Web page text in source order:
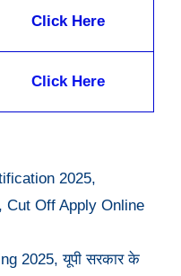
Click Here
Click Here
2025,
Cut Off Apply Online
2025, यूपी सरकार के